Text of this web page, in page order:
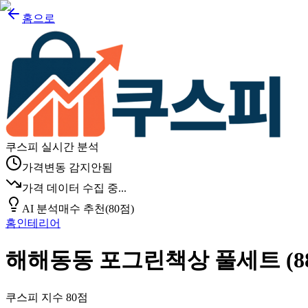
홈으로
쿠스피 실시간 분석
가격변동 감지안됨
가격 데이터 수집 중...
AI 분석매수 추천(80점)
홈인테리어
해해동동 포그린책상 풀세트
쿠스피 지수 80점